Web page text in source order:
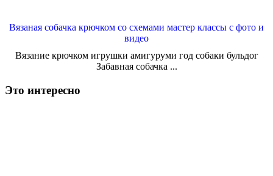
Вязаная собачка крючком со схемами мастер классы с фото и
видео
Вязание крючком игрушки амигуруми год собаки бульдог
Забавная собачка ...
Это интересно